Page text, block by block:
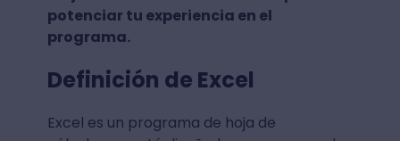
potenciar tu experiencia en el
programa.
Definición de Excel
Excel es un programa de hoja de